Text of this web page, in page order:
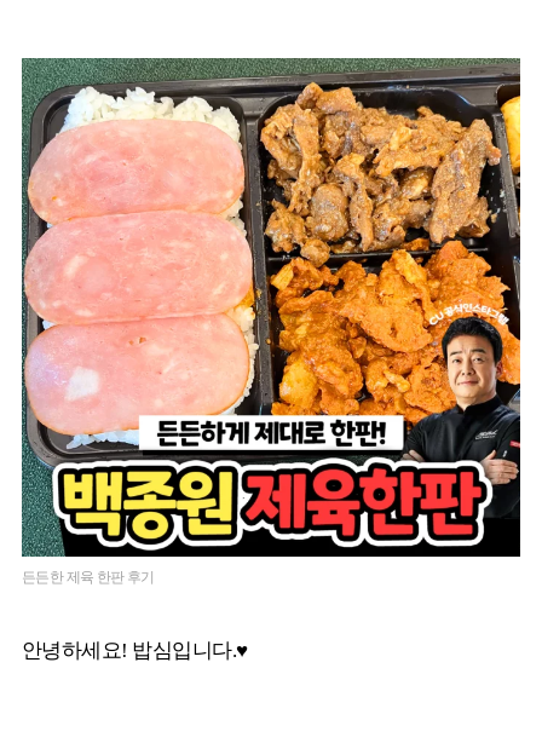
든든한 제육 한판 후기
안녕하세요! 밥심입니다.♥